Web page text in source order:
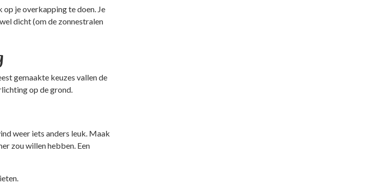
op je overkapping te doen. Je
dicht (om de zonnestralen
gemaakte keuzes vallen de
op de grond.
weer iets anders leuk. Maak
zou willen hebben. Een